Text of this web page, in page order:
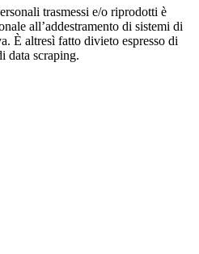
trasmessi e/o riprodotti è
all’addestramento di sistemi di
È altresì fatto divieto espresso di
data scraping.